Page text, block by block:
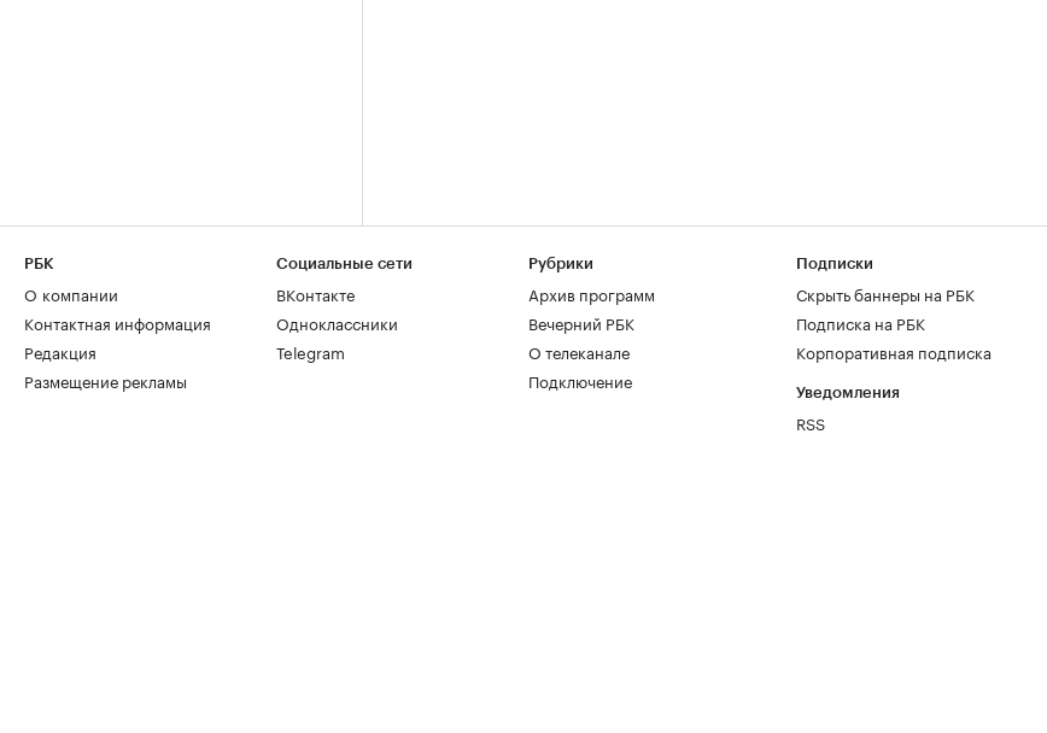
РБК
О компании
Контактная информация
Редакция
Размещение рекламы
Социальные сети
ВКонтакте
Одноклассники
Telegram
Рубрики
Архив программ
Вечерний РБК
О телеканале
Подключение
Подписки
Скрыть баннеры на РБК
Подписка на РБК
Корпоративная подписка
Уведомления
RSS